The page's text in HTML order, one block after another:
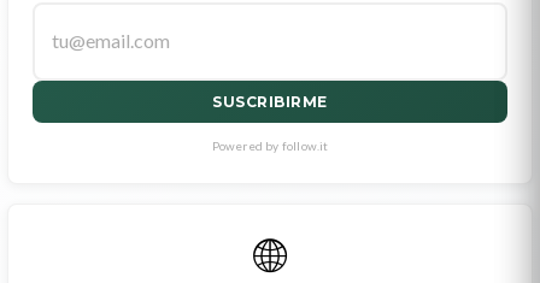
SUSCRIBIRME
Powered by follow.it
🌐